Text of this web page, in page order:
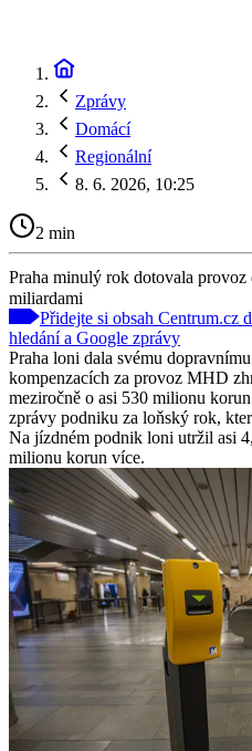
Zprávy
Domácí
Regionální
8. 6. 2026, 10:25
2 min
Praha minulý rok dotovala
miliardami
Přidejte si obsah Centrum.cz
hledání a Google zprávy
Praha loni dala svému
kompenzacích za provoz MHD
meziročně o asi 530 milionu
zprávy podniku za loňský rok,
Na jízdném podnik loni utržil asi
milionu korun více.